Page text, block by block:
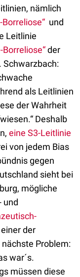
nämlich
und
Leitlinie
der
Schwarzbach:
als Leitlinien
der Wahrheit
Deshalb
eine S3-Leitlinie
von jedem Bias
gegen
sieht bei
mögliche
und
der
Problem:
war´s.
müssen diese